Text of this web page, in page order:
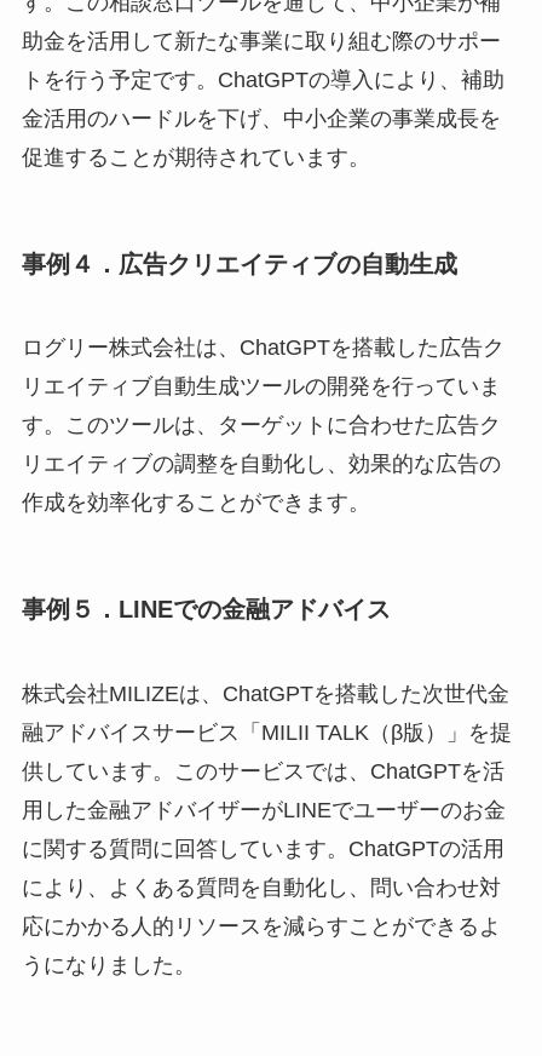
助金を活用して新たな事業に取り組む際のサポー
トを行う予定です。ChatGPTの導入により、補助
金活用のハードルを下げ、中小企業の事業成長を
促進することが期待されています。
事例４．広告クリエイティブの自動生成
ログリー株式会社は、ChatGPTを搭載した広告ク
リエイティブ自動生成ツールの開発を行っていま
す。このツールは、ターゲットに合わせた広告ク
リエイティブの調整を自動化し、効果的な広告の
作成を効率化することができます。
事例５．LINEでの金融アドバイス
株式会社MILIZEは、ChatGPTを搭載した次世代金
融アドバイスサービス「MILII TALK（β版）」を提
供しています。このサービスでは、ChatGPTを活
用した金融アドバイザーがLINEでユーザーのお金
に関する質問に回答しています。ChatGPTの活用
により、よくある質問を自動化し、問い合わせ対
応にかかる人的リソースを減らすことができるよ
うになりました。